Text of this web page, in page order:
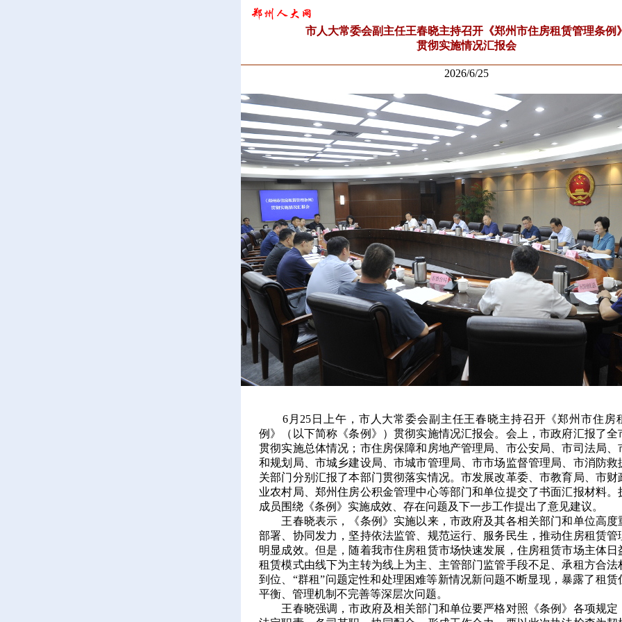
市人大常委会副主任王春晓主持召开《郑州市住房租赁管理条例
贯彻实施情况汇报会
2026/6/25
6月25日上午，市人大常委会副主任王春晓主持召开《郑州市住房
例》（以下简称《条例》）贯彻实施情况汇报会。会上，市政府汇报了全
贯彻实施总体情况；市住房保障和房地产管理局、市公安局、市司法局、
和规划局、市城乡建设局、市城市管理局、市市场监督管理局、市消防救
关部门分别汇报了本部门贯彻落实情况。市发展改革委、市教育局、市财
业农村局、郑州住房公积金管理中心等部门和单位提交了书面汇报材料。
成员围绕《条例》实施成效、存在问题及下一步工作提出了意见建议。
王春晓表示，《条例》实施以来，市政府及其各相关部门和单位高度
部署、协同发力，坚持依法监管、规范运行、服务民生，推动住房租赁管
明显成效。但是，随着我市住房租赁市场快速发展，住房租赁市场主体日
租赁模式由线下为主转为线上为主、主管部门监管手段不足、承租方合法
到位、“群租”问题定性和处理困难等新情况新问题不断显现，暴露了租赁
平衡、管理机制不完善等深层次问题。
王春晓强调，市政府及相关部门和单位要严格对照《条例》各项规定